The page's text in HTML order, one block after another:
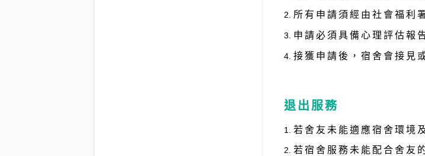
所有申請須經由社會福利
申請必須具備心理評估報
接獲申請後，宿舍會接見
退出服務
若舍友未能適應宿舍環境
若宿舍服務未能配合舍友